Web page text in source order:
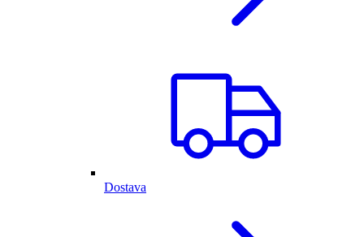
Dostava